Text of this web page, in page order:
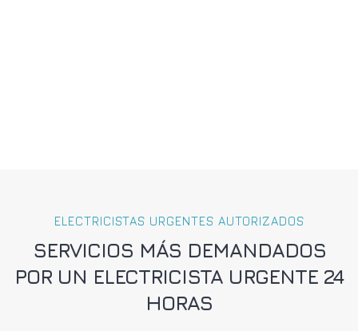
ELECTRICISTAS URGENTES AUTORIZADOS
SERVICIOS MÁS DEMANDADOS
POR UN ELECTRICISTA URGENTE 24
HORAS